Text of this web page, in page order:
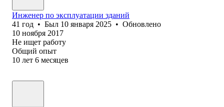
Инженер по эксплуатации зданий
41 год • Был 10 января 2025 • Обновлено
10 ноября 2017
Не ищет работу
Общий опыт
10 лет 6 месяцев